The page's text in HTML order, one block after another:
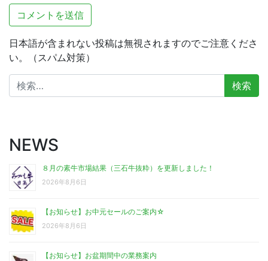
日本語が含まれない投稿は無視されますのでご注意くださ
い。（スパム対策）
検
索:
NEWS
８月の素牛市場結果（三石牛抜粋）を更新しました！
2026年8月6日
【お知らせ】お中元セールのご案内☆
2026年8月6日
【お知らせ】お盆期間中の業務案内